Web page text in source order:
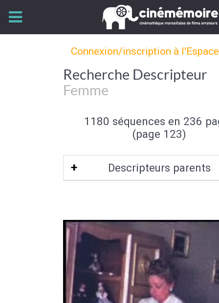
Connexion/inscription à
Recherche Descripteur
Femme
1180 séquences en 236
(page 123)
Descripteurs parents